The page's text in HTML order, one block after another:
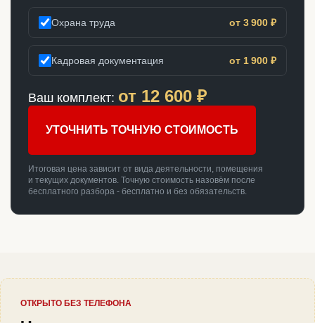
Охрана труда от 3 900 ₽
Кадровая документация от 1 900 ₽
Ваш комплект: от 12 600 ₽
УТОЧНИТЬ ТОЧНУЮ СТОИМОСТЬ
Итоговая цена зависит от вида деятельности, помещения
и текущих документов. Точную стоимость назовём после
бесплатного разбора - бесплатно и без обязательств.
ОТКРЫТО БЕЗ ТЕЛЕФОНА